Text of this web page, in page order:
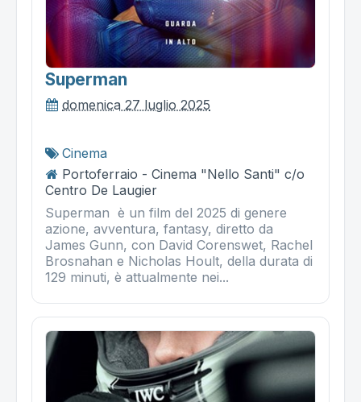
Superman
domenica 27 luglio 2025
Cinema
Portoferraio - Cinema "Nello Santi" c/o
Centro De Laugier
Superman è un film del 2025 di genere
azione, avventura, fantasy, diretto da
James Gunn, con David Corenswet, Rachel
Brosnahan e Nicholas Hoult, della durata di
129 minuti, è attualmente nei...